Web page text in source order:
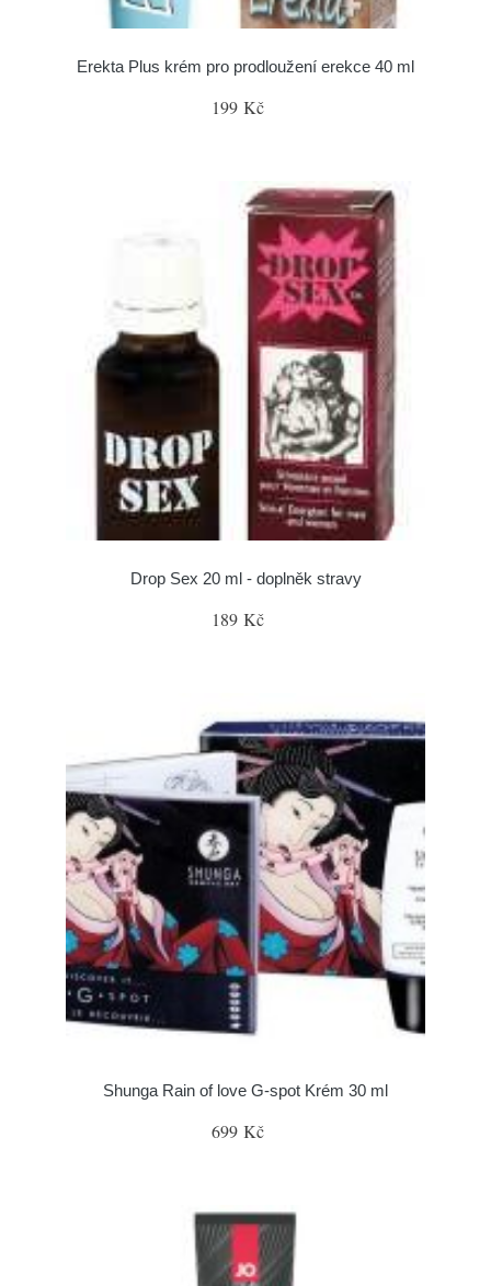
Erekta Plus krém pro prodloužení erekce 40 ml
199 Kč
Drop Sex 20 ml - doplněk stravy
189 Kč
Shunga Rain of love G-spot Krém 30 ml
699 Kč